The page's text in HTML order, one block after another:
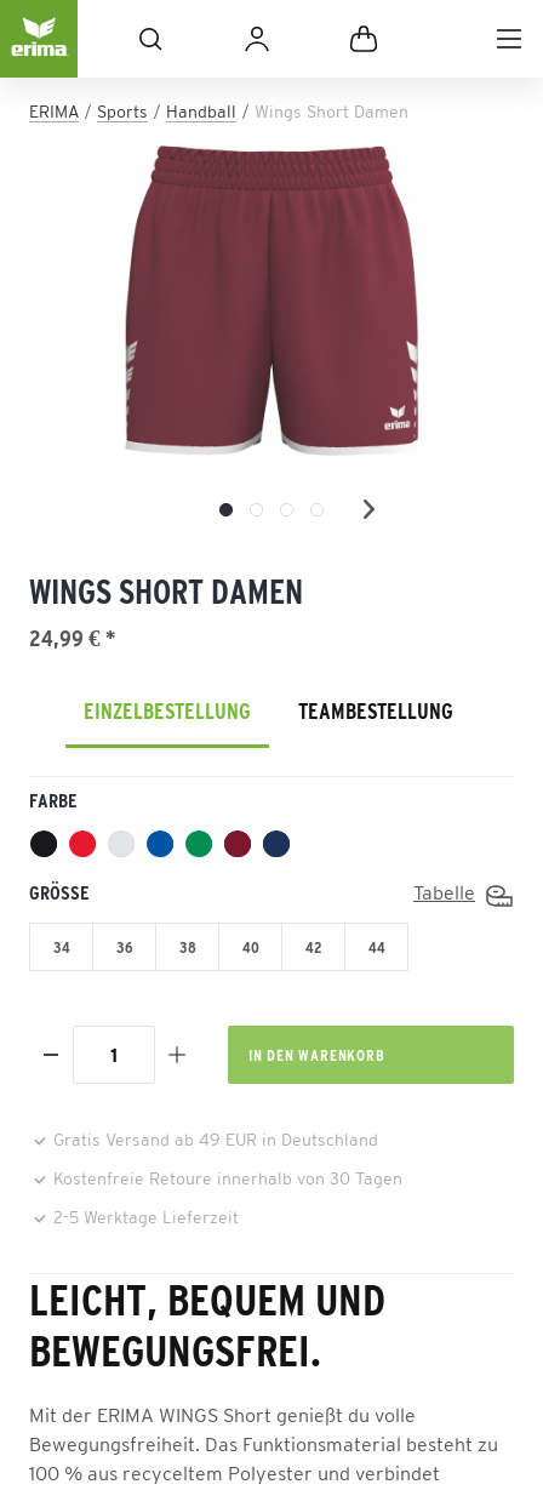
ERIMA Sports Handball Wings Short Damen
WINGS SHORT DAMEN
24,99 € *
EINZELBESTELLUNG TEAMBESTELLUNG
FARBE
GRÖSSE Tabelle
34 36 38 40 42 44
IN DEN WARENKORB
Gratis Versand ab 49 EUR in Deutschland
Kostenfreie Retoure innerhalb von 30 Tagen
2-5 Werktage Lieferzeit
LEICHT, BEQUEM UND
BEWEGUNGSFREI.
Mit der ERIMA WINGS Short genießt du volle
Bewegungsfreiheit. Das Funktionsmaterial besteht zu
100 % aus recyceltem Polyester und verbindet